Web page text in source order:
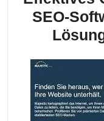
SEO-